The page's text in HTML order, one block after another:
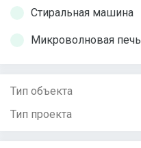
Стиральная машина
Микроволновая печь
Тип объекта
Тип проекта